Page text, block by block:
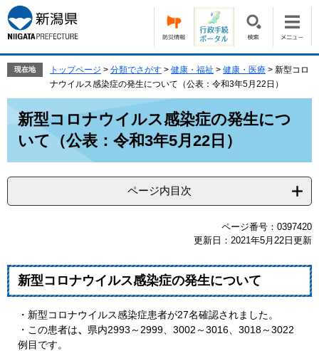
ー
ジ
の
で
す。
ニ
ュ
ー
ば
現在地 トップページ > 分類でさがす > 健康・福祉 > 健康・医療 > 新型コロ
ナウイルス感染症の発生について（公表：令和3年5月22日）
新型コロナウイルス感染症の発生につ
いて（公表：令和3年5月22日）
ページ内目次
ページ番号：0397420
更新日：2021年5月22日更新
新型コロナウイルス感染症の発生について
・新型コロナウイルス感染症患者が27名確認されました。
・この患者は、 県内2993～2999、3002～3016、3018～3022
例目です。